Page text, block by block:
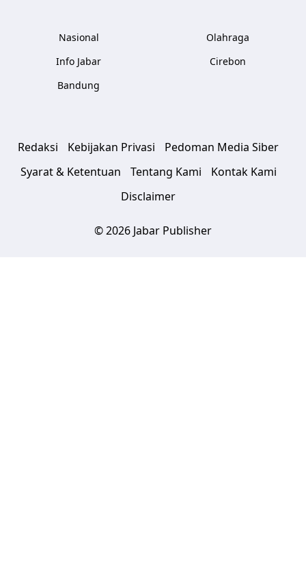
Nasional
Info Jabar
Bandung
Olahraga
Cirebon
Redaksi Kebijakan Privasi
Pedoman Media Siber
Syarat & Ketentuan
Tentang Kami
Kontak Kami
Disclaimer
© 2026 Jabar Publisher